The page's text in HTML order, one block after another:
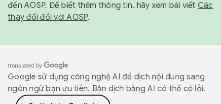
đến AOSP. Để biết thêm thông tin, hãy xem bài viết Các
thay đổi đối với AOSP.
Google sử dụng công nghệ AI để dịch nội dung sang
ngôn ngữ bạn ưu tiên. Bản dịch bằng AI có thể có lỗi.